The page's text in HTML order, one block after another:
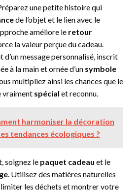
une petite histoire qui
de l’objet et le lien avec le
améliore le retour
la valeur perçue du cadeau.
d’un message personnalisé, inscrit
à la main et ornée d’un symbole
multipliez ainsi les chances que le
vraiment spécial et reconnu.
harmoniser la décoration
tendances écologiques ?
soignez le paquet cadeau et le
. Utilisez des matières naturelles
les déchets et montrer votre